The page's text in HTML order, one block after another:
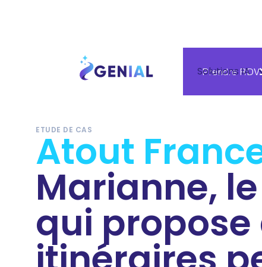
Solutions IA
Prendre RDV
ETUDE DE CAS
Atout
Marianne,
qui propose